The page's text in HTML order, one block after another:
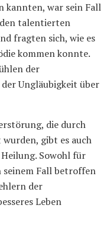
kannten, war sein Fall
talentierten
fragten sich, wie es
kommen konnte.
der
Ungläubigkeit über
die durch
gibt es auch
Sowohl für
seinem Fall betroffen
der
Leben